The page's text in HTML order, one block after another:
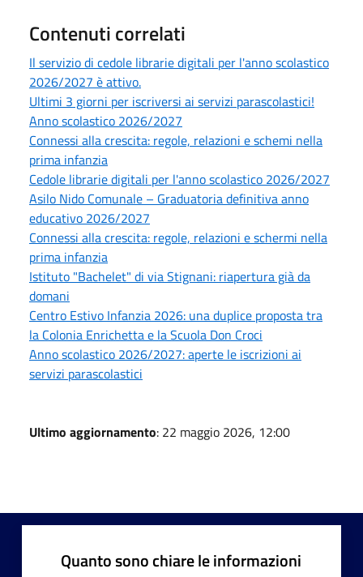
Contenuti correlati
Il servizio di cedole librarie digitali per l'anno scolastico
2026/2027 è attivo.
Ultimi 3 giorni per iscriversi ai servizi parascolastici!
Anno scolastico 2026/2027
Connessi alla crescita: regole, relazioni e schemi nella
prima infanzia
Cedole librarie digitali per l'anno scolastico 2026/2027
Asilo Nido Comunale – Graduatoria definitiva anno
educativo 2026/2027
Connessi alla crescita: regole, relazioni e schermi nella
prima infanzia
Istituto "Bachelet" di via Stignani: riapertura già da
domani
Centro Estivo Infanzia 2026: una duplice proposta tra
la Colonia Enrichetta e la Scuola Don Croci
Anno scolastico 2026/2027: aperte le iscrizioni ai
servizi parascolastici
Ultimo aggiornamento: 22 maggio 2026, 12:00
Quanto sono chiare le informazioni